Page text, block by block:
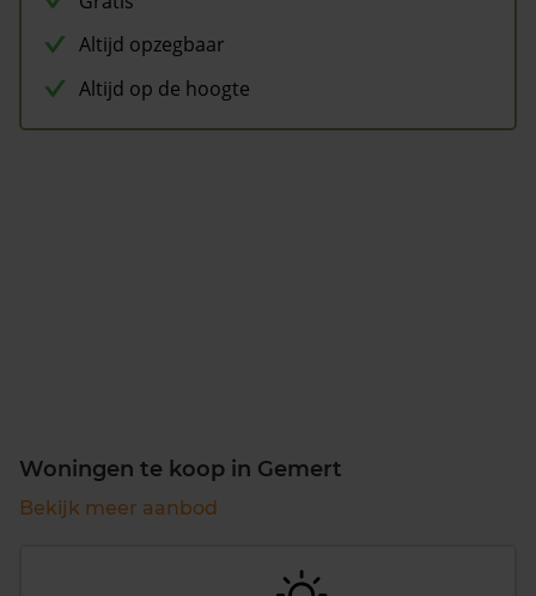
Altijd opzegbaar
Altijd op de hoogte
Woningen te koop in Gemert
Bekijk meer aanbod